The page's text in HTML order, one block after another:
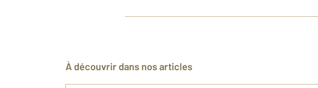
À découvrir dans nos articles